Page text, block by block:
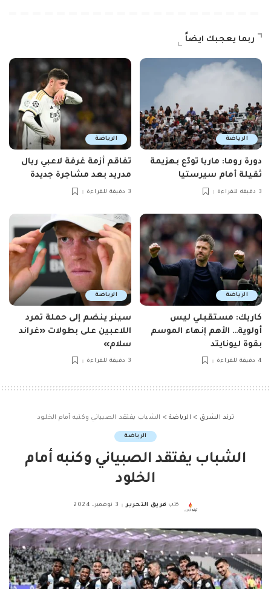
ربما يعجبك ايضاً
الرياضة
دورة روما: ماريا تودّع بهزيمة
ثقيلة أمام سيرستيا
3 دقيقة للقراءة
الرياضة
تفاقم أزمة غرفة لاعبي ريال
مدريد بعد مشاجرة جديدة
3 دقيقة للقراءة
الرياضة
كاريك: مستقبلي ليس
أولوية… الأهم إنهاء الموسم
بقوة ليونايتد
4 دقيقة للقراءة
الرياضة
سينر ينضم إلى حملة تمرد
اللاعبين على بطولات «غراند
سلام»
3 دقيقة للقراءة
ترند الشرق > الرياضة> الشباب يفتقد الصبياني وكنبه أمام الخلود
الرياضة
الشباب يفتقد الصبياني وكنبه أمام
الخلود
Posted
كتب فريق التحرير 3 نوفمبر، 2024